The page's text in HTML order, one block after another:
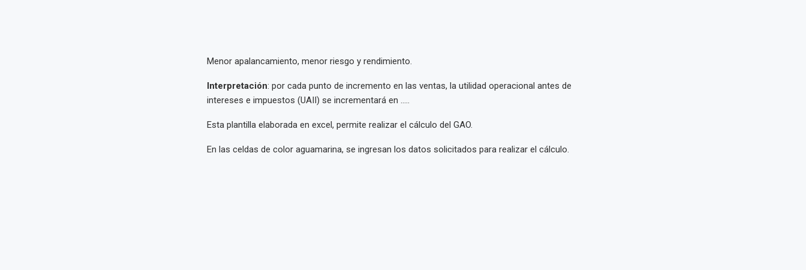
Menor apalancamiento, menor riesgo y rendimiento.
Interpretación: por cada punto de incremento en las ventas, la utilidad operacional antes de
intereses e impuestos (UAII) se incrementará en …..
Esta plantilla elaborada en excel, permite realizar el cálculo del GAO.
En las celdas de color aguamarina, se ingresan los datos solicitados para realizar el cálculo.